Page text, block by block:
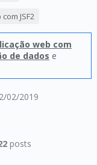
02/2019
JSF2
web com
de dados e
posts